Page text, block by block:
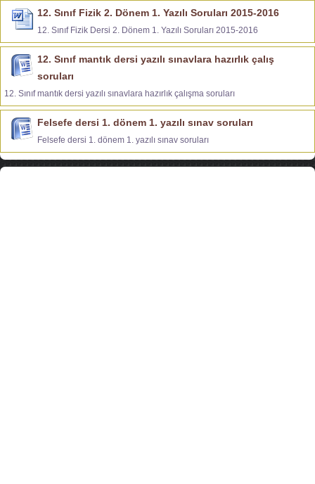
12. Sınıf Fizik 2. Dönem 1. Yazılı Soruları 2015-2016
12. Sınıf Fizik Dersi 2. Dönem 1. Yazılı Soruları 2015-2016
12. Sınıf mantık dersi yazılı sınavlara hazırlık çalış
soruları
12. Sınıf mantık dersi yazılı sınavlara hazırlık çalışma soruları
Felsefe dersi 1. dönem 1. yazılı sınav soruları
Felsefe dersi 1. dönem 1. yazılı sınav soruları